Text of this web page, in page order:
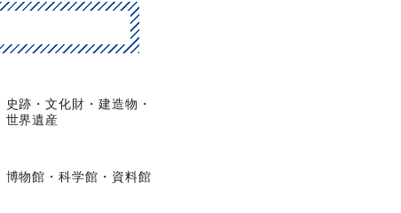
史跡・文化財・建造物・
世界遺産
博物館・科学館・資料館